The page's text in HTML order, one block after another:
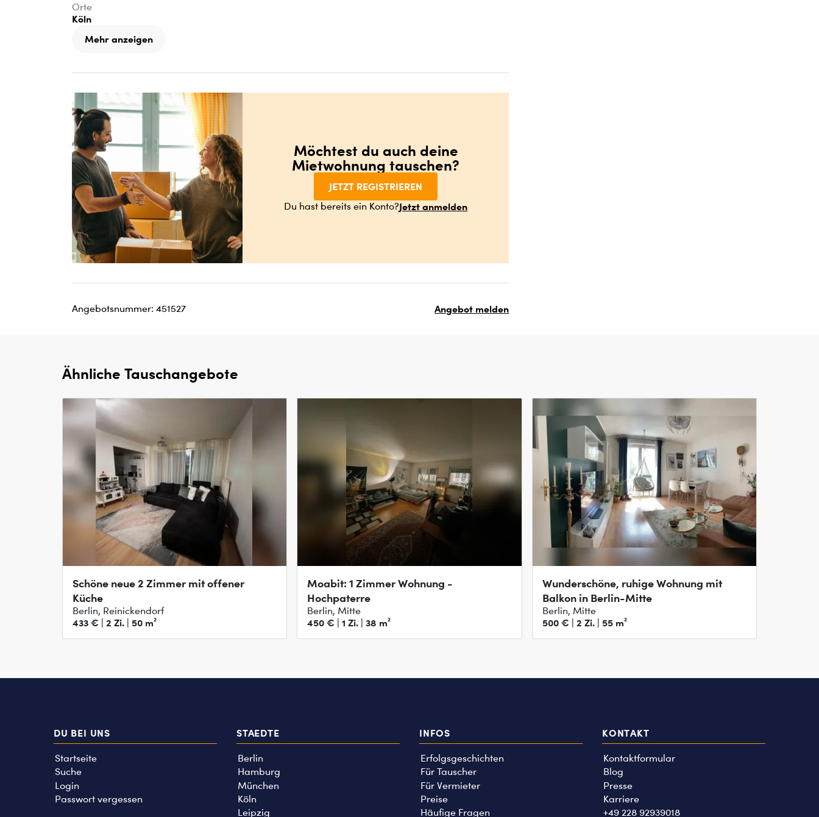
Orte
Köln
Mehr anzeigen
Möchtest du auch deine
Mietwohnung tauschen?
JETZT REGISTRIEREN
Du hast bereits ein Konto?Jetzt anmelden
Angebotsnummer: 451527 Angebot melden
Ähnliche Tauschangebote
Schöne neue 2 Zimmer mit offener
Küche
Berlin, Reinickendorf
433 € | 2 Zi. | 50 m²
Moabit: 1 Zimmer Wohnung -
Hochpaterre
Berlin, Mitte
450 € | 1 Zi. | 38 m²
Wunderschöne, ruhige Wohnung mit
Balkon in Berlin-Mitte
Berlin, Mitte
500 € | 2 Zi. | 55 m²
DU BEI UNS
Startseite
Suche
Login
Passwort vergessen
STAEDTE
Berlin
Hamburg
München
Köln
Leipzig
INFOS
Erfolgsgeschichten
Für Tauscher
Für Vermieter
Preise
Häufige Fragen
KONTAKT
Kontaktformular
Blog
Presse
Karriere
+49 228 92939018